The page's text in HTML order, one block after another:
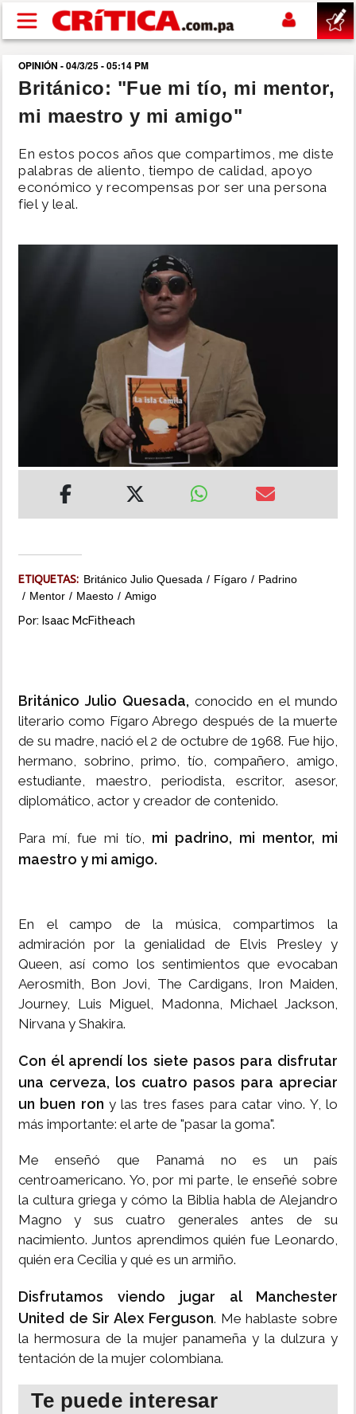
Pasar al contenido principal
buscar
SUCESOS
NACIONAL
POLÍTICA
OPINIÓN - 04/3/25 - 05:14 PM
Británico: "Fue mi tío, mi mentor,
mi maestro y mi amigo"
En estos pocos años que compartimos, me diste
palabras de aliento, tiempo de calidad, apoyo
económico y recompensas por ser una persona
fiel y leal.
ETIQUETAS: Británico Julio Quesada Fígaro
Padrino
Mentor
Maesto Amigo
Por: Isaac McFitheach
Británico Julio Quesada, conocido en el mundo
literario como Fígaro Abrego después de la muerte
de su madre, nació el 2 de octubre de 1968. Fue hijo,
hermano, sobrino, primo, tío, compañero, amigo,
estudiante, maestro, periodista, escritor, asesor,
diplomático, actor y creador de contenido.
Para mí, fue mi tío, mi padrino, mi mentor, mi
maestro y mi amigo.
En el campo de la música, compartimos la
admiración por la genialidad de Elvis Presley y
Queen, así como los sentimientos que evocaban
Aerosmith, Bon Jovi, The Cardigans, Iron Maiden,
Journey, Luis Miguel, Madonna, Michael Jackson,
Nirvana y Shakira.
Con él aprendí los siete pasos para disfrutar
una cerveza, los cuatro pasos para apreciar
un buen ron y las tres fases para catar vino. Y, lo
más importante: el arte de "pasar la goma".
Me enseñó que Panamá no es un país
centroamericano. Yo, por mi parte, le enseñé sobre
la cultura griega y cómo la Biblia habla de Alejandro
Magno y sus cuatro generales antes de su
nacimiento. Juntos aprendimos quién fue Leonardo,
quién era Cecilia y qué es un armiño.
Disfrutamos viendo jugar al Manchester
United de Sir Alex Ferguson. Me hablaste sobre
la hermosura de la mujer panameña y la dulzura y
tentación de la mujer colombiana.
Te puede interesar